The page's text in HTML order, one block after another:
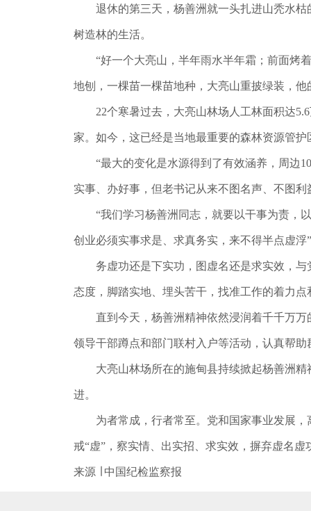
退休的第三天，杨善洲就一头扎进山秃水枯
树造林的生活。
“好一个大亮山，半年雨水半年霜；前面烤
地刨，一棵苗一棵苗地种，大亮山重披绿装，
22个寒暑过去，大亮山林场人工林面积达5.6
家。如今，这已经是当地最重要的森林资源管护
“最大的变化是水源得到了有效涵养，周边10
实事、办好事，但老书记从来不图名声、不图
“我们学习杨善洲同志，就要以干事为责，以
创业必须实事求是、求真务实，来不得半点虚
务虚功还是下实功，图虚名还是求实效，与
态度，脚踏实地、埋头苦干，找准工作的着力
直到今天，杨善洲精神依然浸润着千千万万
领导干部蹲点和部门联村入户等活动，认真帮
大亮山林场所在的施甸县持续掀起杨善洲精
进。
为者常成，行者常至。党和国家事业发展，
戒“虚”，察实情、出实招、求实效，摒弃虚名
来源 ∣ 中国纪检监察报